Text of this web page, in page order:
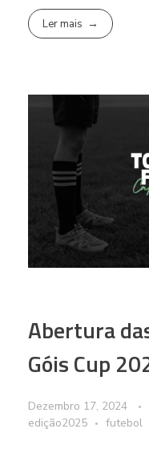
Ler mais
Abertura
Góis Cup
Dezembro 17, 2024
edição2025
futebol